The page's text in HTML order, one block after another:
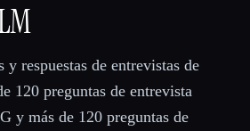
🎬Creadores
y respuestas de entrevistas de
120 preguntas de entrevista
y más de 120 preguntas de